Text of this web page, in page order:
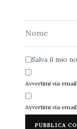
Salva il mio
Avvertimi via
Avvertimi via